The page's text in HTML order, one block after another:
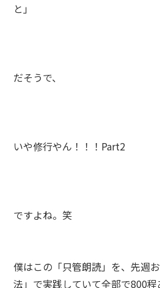
と」
だそうで、
いや修行やん！！！Part2
ですよね。笑
僕はこの「只管朗読」を、先週
法」で実践していて全部で800